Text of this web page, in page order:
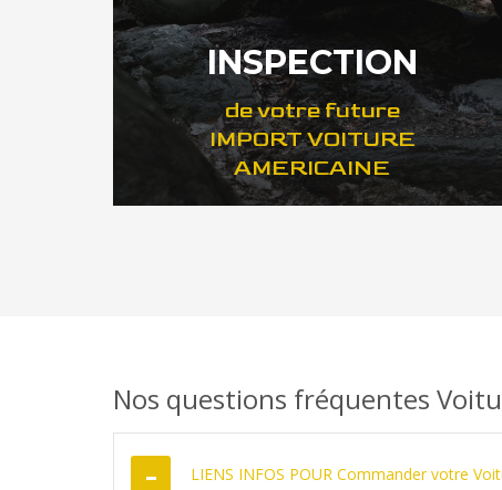
INSPECTION
de votre future
IMPORT VOITURE
AMERICAINE
Nos questions fréquentes
LIENS INFOS POUR Commander votre